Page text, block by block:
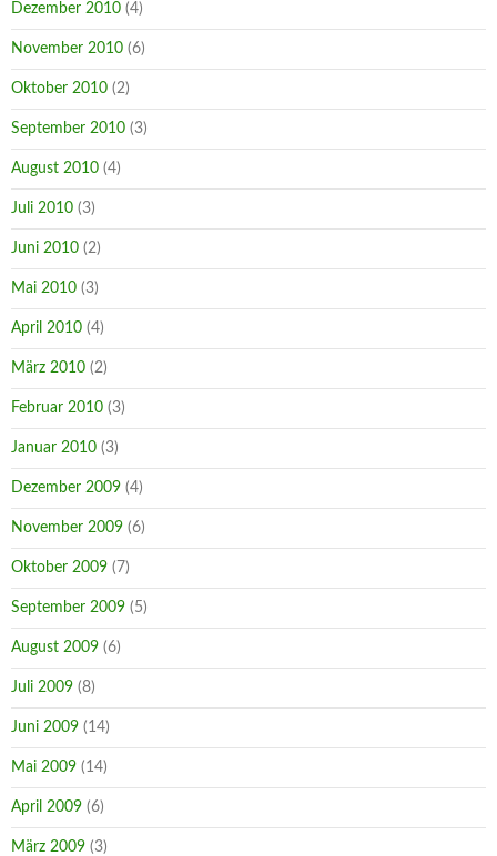
Dezember 2010 (4)
November 2010 (6)
Oktober 2010 (2)
September 2010 (3)
August 2010 (4)
Juli 2010 (3)
Juni 2010 (2)
Mai 2010 (3)
April 2010 (4)
März 2010 (2)
Februar 2010 (3)
Januar 2010 (3)
Dezember 2009 (4)
November 2009 (6)
Oktober 2009 (7)
September 2009 (5)
August 2009 (6)
Juli 2009 (8)
Juni 2009 (14)
Mai 2009 (14)
April 2009 (6)
März 2009 (3)